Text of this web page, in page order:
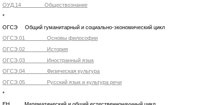
ОУД.14 Обществознание
*
ОГСЭ Общий гуманитарный и социально-экономический цикл
ОГСЭ.01 Основы философии
ОГСЭ.02 История
ОГСЭ.03 Иностранный язык
ОГСЭ.04 Физическая культура
ОГСЭ.05 Русский язык и культура речи
*